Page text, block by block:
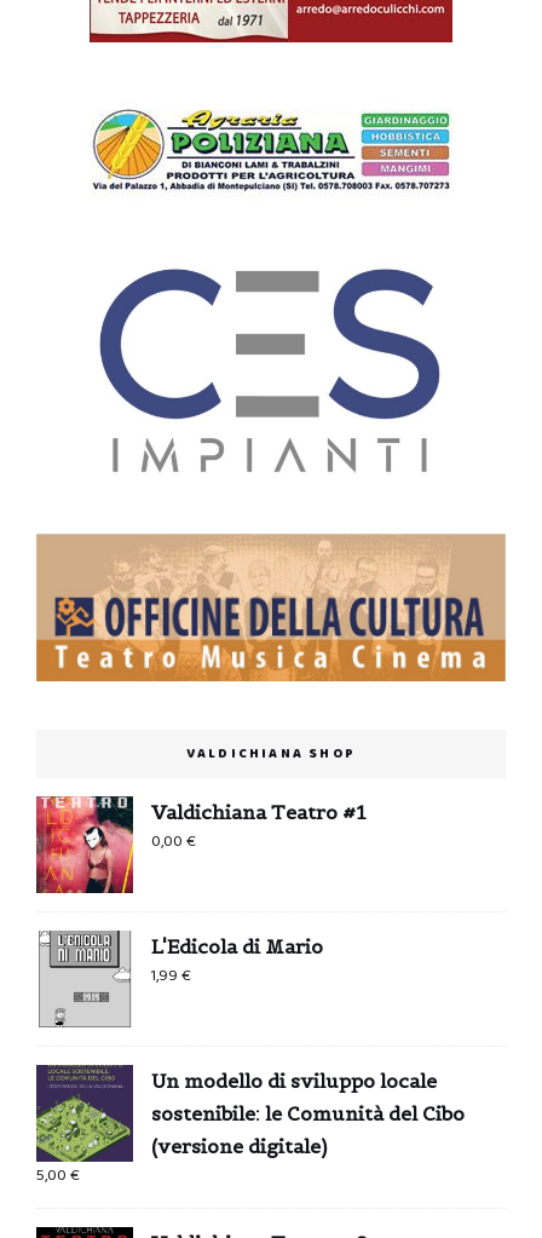
VALDICHIANA SHOP
Valdichiana Teatro #1
0,00€
L'Edicola di Mario
1,99€
Un modello di sviluppo locale
sostenibile: le Comunità del Cibo
(versione digitale)
5,00€